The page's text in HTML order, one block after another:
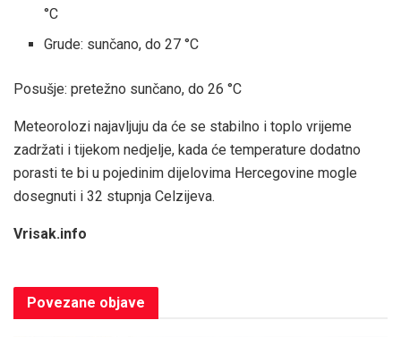
°C
Grude: sunčano, do 27 °C
Posušje: pretežno sunčano, do 26 °C
Meteorolozi najavljuju da će se stabilno i toplo vrijeme
zadržati i tijekom nedjelje, kada će temperature dodatno
porasti te bi u pojedinim dijelovima Hercegovine mogle
dosegnuti i 32 stupnja Celzijeva.
Vrisak.info
Povezane objave